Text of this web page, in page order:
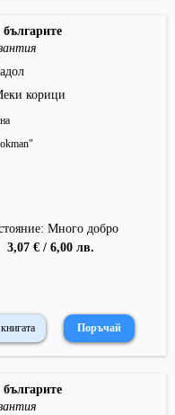
корици
"
Много добро
3,07 € / 6,00 лв.